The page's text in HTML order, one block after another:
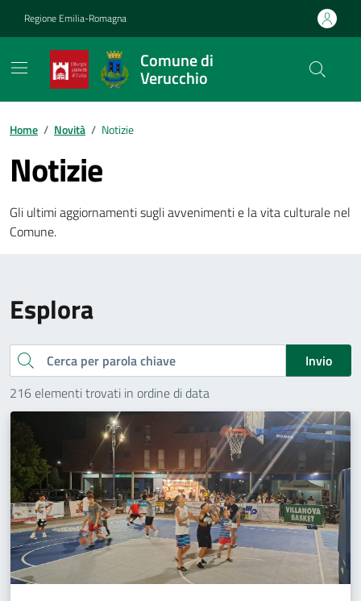
Regione Emilia-Romagna
Comune di
Verucchio
Contenuti in evidenza
Home / Novità / Notizie
Notizie
Gli ultimi aggiornamenti sugli avvenimenti e la vita culturale nel
Comune.
Esplora
Cerca
Invio
216 elementi trovati in ordine di data